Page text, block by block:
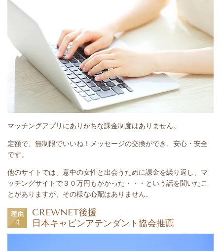
マッチングアプリにありがちな課金制度はありません。
定額で、無制限でいいね！メッセージの交換ができ、安心・安全
です。
他のサイトでは、意中の女性と出会うために課金を繰り返し、マ
ッチングサイトで３０万円もかかった・・・という話を聞いたこ
とがありますが、その様な心配はありません。
CREWNET後援
日本キャビンアテンダント協会推薦